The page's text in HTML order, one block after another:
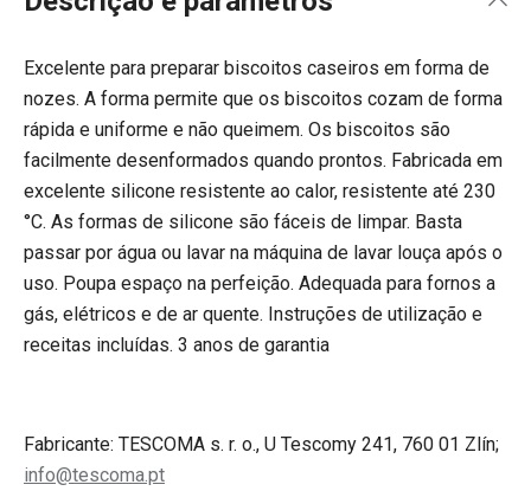
Excelente para preparar biscoitos caseiros em forma de
nozes. A forma permite que os biscoitos cozam de forma
rápida e uniforme e não queimem. Os biscoitos são
facilmente desenformados quando prontos. Fabricada em
excelente silicone resistente ao calor, resistente até 230
°C. As formas de silicone são fáceis de limpar. Basta
passar por água ou lavar na máquina de lavar louça após o
uso. Poupa espaço na perfeição. Adequada para fornos a
gás, elétricos e de ar quente. Instruções de utilização e
receitas incluídas. 3 anos de garantia
Fabricante: TESCOMA s. r. o., U Tescomy 241, 760 01 Zlín;
info@tescoma.pt